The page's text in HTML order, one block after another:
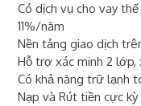
Có dịch vụ cho vay
11%/năm
Nền tảng giao dịch
Hỗ trợ xác minh 2
Có khả năng trữ lạnh
Nạp và Rút tiền cực kỳ